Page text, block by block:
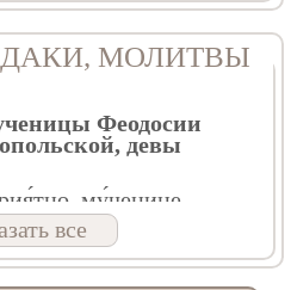
МОЛИТВЫ
Феодосии
девы
му́ченице,
прия́телище бы́вши
дом возлю́блен;/
еси́ врага́, борю́щаго
все